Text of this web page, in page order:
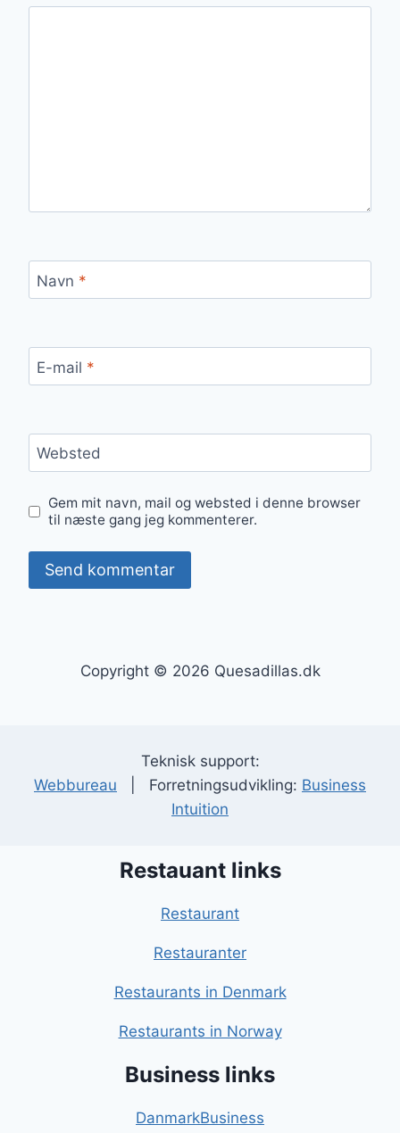
Navn *
E-mail *
Websted
Gem mit navn, mail og websted i denne browser
til næste gang jeg kommenterer.
Copyright © 2026 Quesadillas.dk
Teknisk support:
Webbureau | Forretningsudvikling: Business
Intuition
Restauant links
Restaurant
Restauranter
Restaurants in Denmark
Restaurants in Norway
Business links
DanmarkBusiness